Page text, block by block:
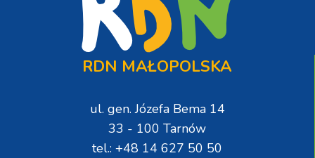
RDN MAŁOPOLSKA
ul. gen. Józefa Bema 14
33 - 100 Tarnów
tel.: +48 14 627 50 50